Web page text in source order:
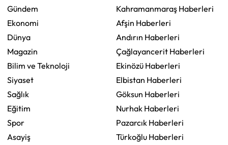
Gündem
Ekonomi
Dünya
Magazin
Bilim ve Teknoloji
Siyaset
Sağlık
Eğitim
Spor
Asayiş
Kahramanmaraş Haberleri
Afşin Haberleri
Andırın Haberleri
Çağlayancerit Haberleri
Ekinözü Haberleri
Elbistan Haberleri
Göksun Haberleri
Nurhak Haberleri
Pazarcık Haberleri
Türkoğlu Haberleri